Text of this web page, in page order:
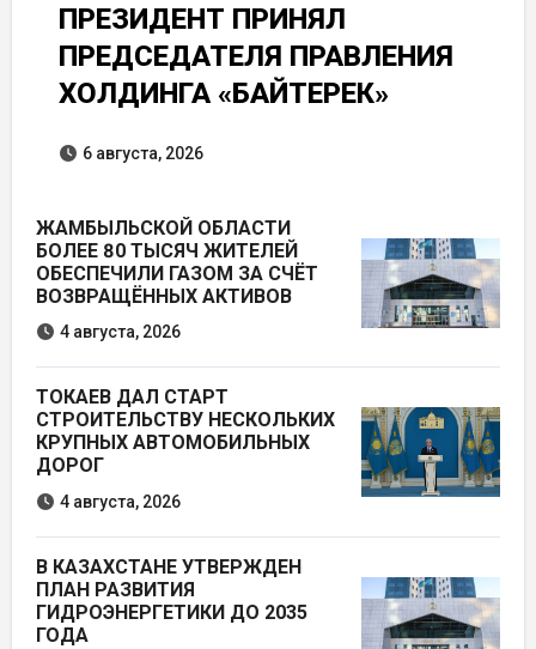
ПРЕЗИДЕНТ ПРИНЯЛ
ПРЕДСЕДАТЕЛЯ ПРАВЛЕНИЯ
ХОЛДИНГА «БАЙТЕРЕК»
6 августа, 2026
ЖАМБЫЛЬСКОЙ ОБЛАСТИ
БОЛЕЕ 80 ТЫСЯЧ ЖИТЕЛЕЙ
ОБЕСПЕЧИЛИ ГАЗОМ ЗА СЧЁТ
ВОЗВРАЩЁННЫХ АКТИВОВ
4 августа, 2026
ТОКАЕВ ДАЛ СТАРТ
СТРОИТЕЛЬСТВУ НЕСКОЛЬКИХ
КРУПНЫХ АВТОМОБИЛЬНЫХ
ДОРОГ
4 августа, 2026
В КАЗАХСТАНЕ УТВЕРЖДЕН
ПЛАН РАЗВИТИЯ
ГИДРОЭНЕРГЕТИКИ ДО 2035
ГОДА